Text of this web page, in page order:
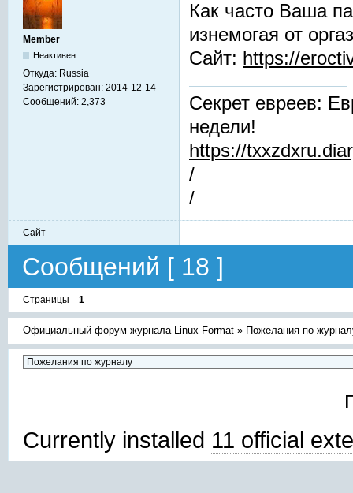
Member
Неактивен
Откуда: Russia
Зарегистрирован: 2014-12-14
Сообщений: 2,373
Как часто Ваша
изнемогая от
Сайт: https://
Секрет евреев:
недели!
https://
/
/
Сайт
Сообщений [ 18 ]
Страницы 1
Официальный форум журнала Linux Format » Пожелания по
Currently installed 11 official